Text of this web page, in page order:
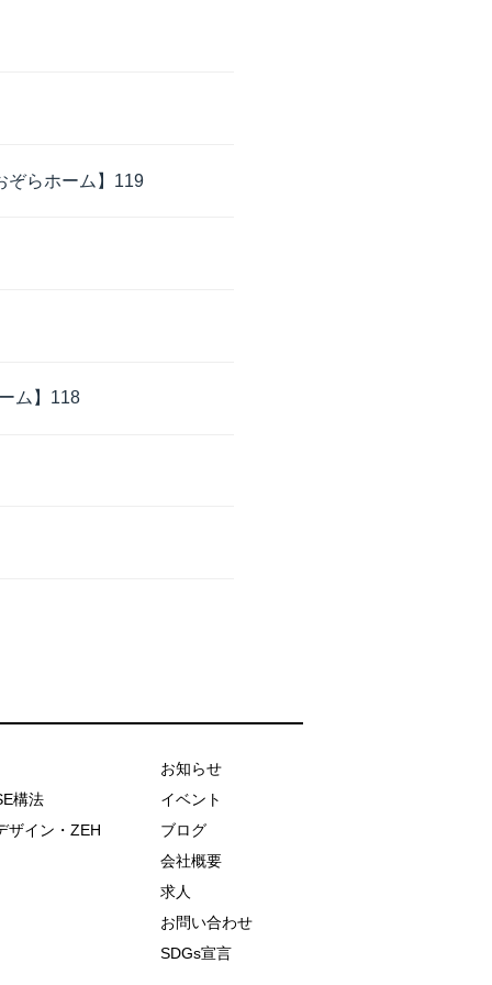
ぞらホーム】119
ム】118
構法
ザイン・ZEH
お知らせ
イベント
ブログ
会社概要
求人
お問い合わせ
SDGs宣言